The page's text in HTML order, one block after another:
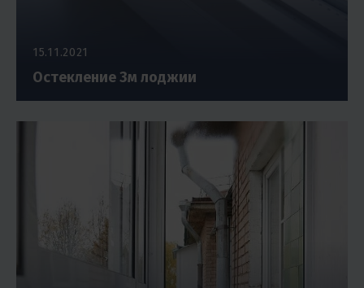
15.11.2021
Остекление 3м лоджии